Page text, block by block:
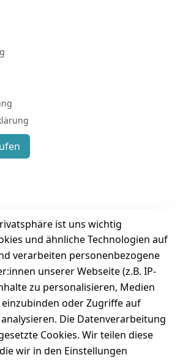
ist uns wichtig
und ähnliche Technologien auf
verarbeiten personenbezogene
unserer Webseite (z.B. IP-
zu personalisieren, Medien
oder Zugriffe auf
Die Datenverarbeitung
Cookies. Wir teilen diese
wir in den Einstellungen